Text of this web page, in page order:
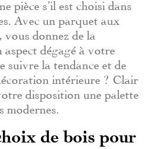
pièce s’il est choisi dans
Avec un parquet aux
vous donnez de la
aspect dégagé à votre
suivre la tendance et de
intérieure ? Clair
disposition une palette
modernes.
de bois pour